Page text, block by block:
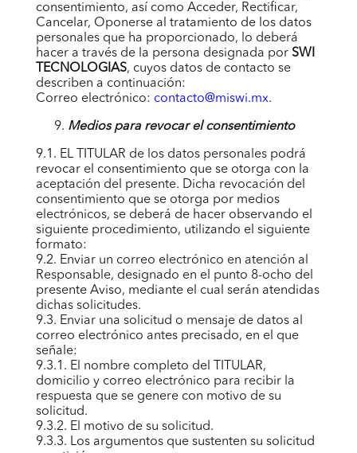
consentimiento, así como Acceder, Rectificar,
Cancelar, Oponerse al tratamiento de los datos
personales que ha proporcionado, lo deberá
hacer a través de la persona designada por SWI
TECNOLOGIAS, cuyos datos de contacto se
describen a continuación:
Correo electrónico: contacto@miswi.mx.
Medios para revocar el consentimiento
9.1. EL TITULAR de los datos personales podrá
revocar el consentimiento que se otorga con la
aceptación del presente. Dicha revocación del
consentimiento que se otorga por medios
electrónicos, se deberá de hacer observando el
siguiente procedimiento, utilizando el siguiente
formato:
9.2. Enviar un correo electrónico en atención al
Responsable, designado en el punto 8-ocho del
presente Aviso, mediante el cual serán atendidas
dichas solicitudes.
9.3. Enviar una solicitud o mensaje de datos al
correo electrónico antes precisado, en el que
señale:
9.3.1. El nombre completo del TITULAR,
domicilio y correo electrónico para recibir la
respuesta que se genere con motivo de su
solicitud.
9.3.2. El motivo de su solicitud.
9.3.3. Los argumentos que sustenten su solicitud